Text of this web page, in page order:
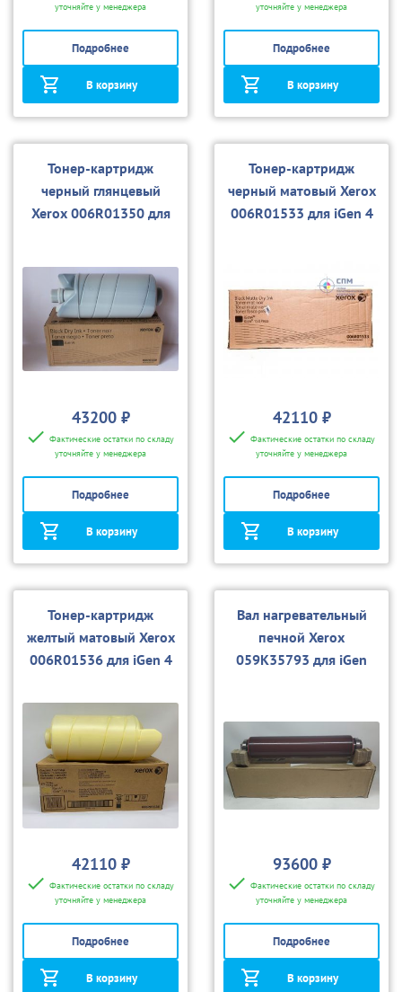
уточняйте у менеджера
Подробнее
В корзину
уточняйте у менеджера
Подробнее
В корзину
Тонер-картридж
черный глянцевый
Xerox 006R01350 для
43200 ₽
Фактические остатки по складу
уточняйте у менеджера
Подробнее
В корзину
Тонер-картридж
черный матовый Xerox
006R01533 для iGen 4
42110 ₽
Фактические остатки по складу
уточняйте у менеджера
Подробнее
В корзину
Тонер-картридж
желтый матовый Xerox
006R01536 для iGen 4
42110 ₽
Фактические остатки по складу
уточняйте у менеджера
Подробнее
В корзину
Вал нагревательный
печной Xerox
059K35793 для iGen
93600 ₽
Фактические остатки по складу
уточняйте у менеджера
Подробнее
В корзину